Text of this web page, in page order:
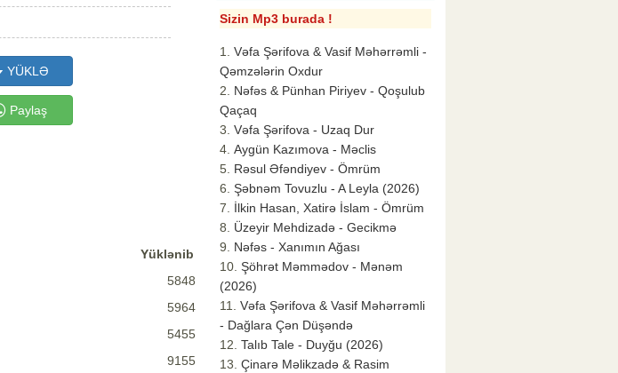
YÜKLƏ
Paylaş
Yüklənib
5848
5964
5455
9155
Sizin Mp3 burada !
Vəfa Şərifova & Vasif Məhərrəmli -
Qəmzələrin Oxdur
Nəfəs & Pünhan Piriyev - Qoşulub
Qaçaq
Vəfa Şərifova - Uzaq Dur
Aygün Kazımova - Məclis
Rəsul Əfəndiyev - Ömrüm
Şəbnəm Tovuzlu - A Leyla (2026)
İlkin Hasan, Xatirə İslam - Ömrüm
Üzeyir Mehdizadə - Gecikmə
Nəfəs - Xanımın Ağası
Şöhrət Məmmədov - Mənəm
(2026)
Vəfa Şərifova & Vasif Məhərrəmli
- Dağlara Çən Düşəndə
Talıb Tale - Duyğu (2026)
Çinarə Məlikzadə & Rasim